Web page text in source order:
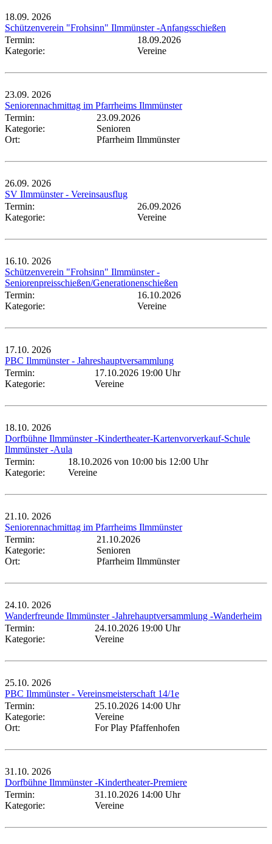
18.09. 2026
Schützenverein "Frohsinn" Ilmmünster -Anfangsschießen
Termin:
18.09.2026
Kategorie:
Vereine
23.09. 2026
Seniorennachmittag im Pfarrheims Ilmmünster
Termin:
23.09.2026
Kategorie:
Senioren
Ort:
Pfarrheim Ilmmünster
26.09. 2026
SV Ilmmünster - Vereinsausflug
Termin:
26.09.2026
Kategorie:
Vereine
16.10. 2026
Schützenverein "Frohsinn" Ilmmünster -
Seniorenpreisschießen/Generationenschießen
Termin:
16.10.2026
Kategorie:
Vereine
17.10. 2026
PBC Ilmmünster - Jahreshauptversammlung
Termin:
17.10.2026 19:00 Uhr
Kategorie:
Vereine
18.10. 2026
Dorfbühne Ilmmünster -Kindertheater-Kartenvorverkauf-Schule
Ilmmünster -Aula
Termin:
18.10.2026 von 10:00 bis 12:00 Uhr
Kategorie:
Vereine
21.10. 2026
Seniorennachmittag im Pfarrheims Ilmmünster
Termin:
21.10.2026
Kategorie:
Senioren
Ort:
Pfarrheim Ilmmünster
24.10. 2026
Wanderfreunde Ilmmünster -Jahrehauptversammlung -Wanderheim
Termin:
24.10.2026 19:00 Uhr
Kategorie:
Vereine
25.10. 2026
PBC Ilmmünster - Vereinsmeisterschaft 14/1e
Termin:
25.10.2026 14:00 Uhr
Kategorie:
Vereine
Ort:
For Play Pfaffenhofen
31.10. 2026
Dorfbühne Ilmmünster -Kindertheater-Premiere
Termin:
31.10.2026 14:00 Uhr
Kategorie:
Vereine